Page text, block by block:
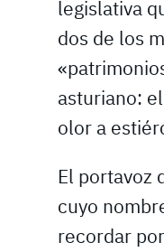
legislativa
dos de los
asturiano:
olor a
El portavoz
cuyo
recordar